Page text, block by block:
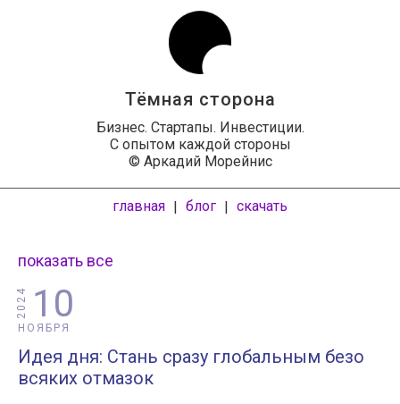
Тёмная сторона
Бизнес. Стартапы. Инвестиции.
С опытом каждой стороны
© Аркадий Морейнис
главная | блог | скачать
показать все
10
НОЯБРЯ
2024
Идея дня: Стань сразу глобальным безо
всяких отмазок